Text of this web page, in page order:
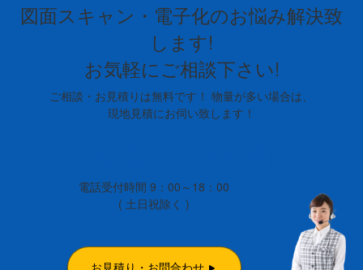
図面スキャン・電子化のお悩み解決致
します!
お気軽にご相談下さい!
ご相談・お見積りは無料です！ 物量が多い場合は、
現地見積にお伺い致します！
電話受付時間 9：00～18：00
( 土日祝除く )
お見積り・お問合わせ